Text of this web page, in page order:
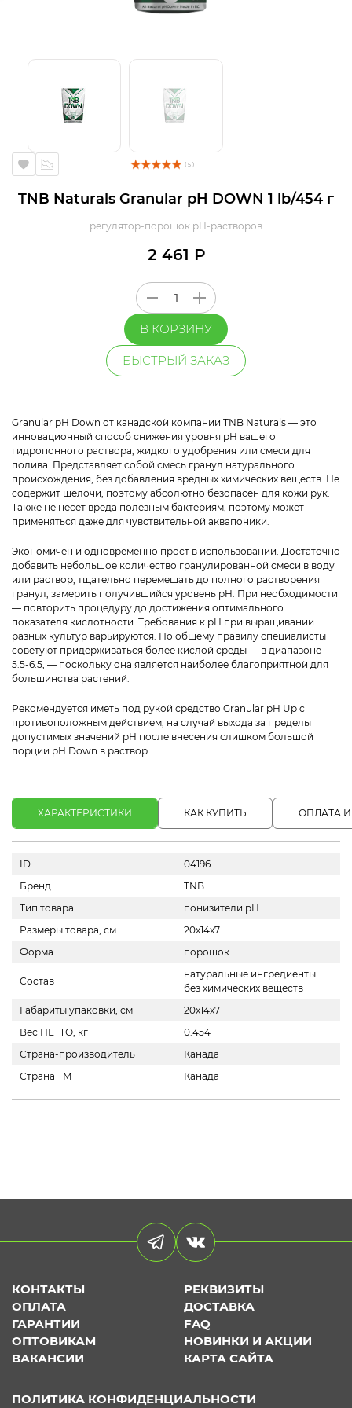
( 5 )
TNB Naturals Granular pH DOWN 1 lb/454 г
регулятор-порошок pH-растворов
2 461 Р
В КОРЗИНУ
БЫСТРЫЙ ЗАКАЗ
Granular pH Down от канадской компании TNB Naturals — это
инновационный способ снижения уровня pH вашего
гидропонного раствора, жидкого удобрения или смеси для
полива. Представляет собой смесь гранул натурального
происхождения, без добавления вредных химических веществ. Не
содержит щелочи, поэтому абсолютно безопасен для кожи рук.
Также не несет вреда полезным бактериям, поэтому может
применяться даже для чувствительной аквапоники.
Экономичен и одновременно прост в использовании. Достаточно
добавить небольшое количество гранулированной смеси в воду
или раствор, тщательно перемешать до полного растворения
гранул, замерить получившийся уровень pH. При необходимости
— повторить процедуру до достижения оптимального
показателя кислотности. Требования к pH при выращивании
разных культур варьируются. По общему правилу специалисты
советуют придерживаться более кислой среды — в диапазоне
5.5-6.5, — поскольку она является наиболее благоприятной для
большинства растений.
Рекомендуется иметь под рукой средство Granular pH Up с
противоположным действием, на случай выхода за пределы
допустимых значений pH после внесения слишком большой
порции pH Down в раствор.
ХАРАКТЕРИСТИКИ КАК КУПИТЬ ОПЛАТА
ID
04196
Бренд
TNB
Тип товара
понизители pH
Размеры товара, см
20х14х7
Форма
порошок
Состав
натуральные ингредиенты
без химических веществ
Габариты упаковки, см
20x14x7
Вес НЕТТО, кг
0.454
Страна-производитель
Канада
Страна ТМ
Канада
КОНТАКТЫ
РЕКВИЗИТЫ
ОПЛАТА
ДОСТАВКА
ГАРАНТИИ
FAQ
ОПТОВИКАМ
НОВИНКИ И АКЦИИ
ВАКАНСИИ
КАРТА САЙТА
ПОЛИТИКА КОНФИДЕНЦИАЛЬНОСТИ